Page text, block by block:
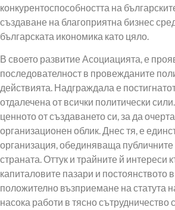
конкурентоспособността на
създаване на благоприятна бизнес
българската икономика като цяло.
В своето развитие Асоциацията, е
последователност в провежданите
действията. Надграждала е
отдалечена от всички политически
ценното от създаването си, за да
организационен облик. Днес тя, е
организация, обединяваща
страната. Оттук и трайните й интереси
капиталовите пазари и постоянството
положително възприемане на статута
насока работи в тясно сътрудничество